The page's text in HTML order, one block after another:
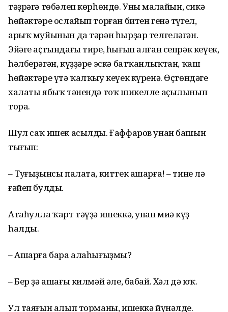
тәҙрәгә төбәлеп көрһөндө. Уның маңлайын, сикә
һөйәктәре ослайып торған битен генә түгел,
арыҡ муйынын да тәрән һырҙар телгеләгән.
Эйәге аҫтындағы тире, һығып алған сепрәк кеүек,
һәлберәгән, күҙҙәре эскә батҡанлыҡтан, ҡаш
һөйәктәре үтә ҡалҡыу кеүек күренә. Өҫтөндәге
халаты ябыҡ тәнендә тоҡ шикелле аҫылынып
тора.
Шул саҡ ишек асылды. Ғаффаров унан башын
тығып:
– Туғыҙынсы палата, киттек ашарға! – тине лә
ғәйеп булды.
Атаһулла ҡарт тәүҙә ишеккә, унан миңә күҙ
һалды.
– Ашарға бара алаһығыҙмы?
– Бер ҙә ашағы килмәй әле, бабай. Хәл дә юҡ.
Ул таяғын алып торманы, ишеккә йүнәлде.